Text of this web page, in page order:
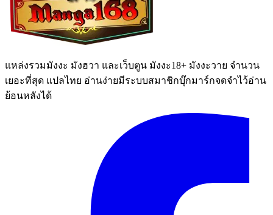
แหล่งรวมมังงะ มังฮวา และเว็บตูน มังงะ18+ มังงะวาย จำนวน
เยอะที่สุด แปลไทย อ่านง่ายมีระบบสมาชิกบุ๊กมาร์กจดจำไว้อ่าน
ย้อนหลังได้